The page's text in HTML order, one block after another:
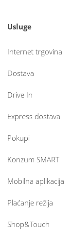
Usluge
Internet trgovina
Dostava
Drive In
Express dostava
Pokupi
Konzum SMART
Mobilna aplikacija
Plaćanje režija
Shop&Touch